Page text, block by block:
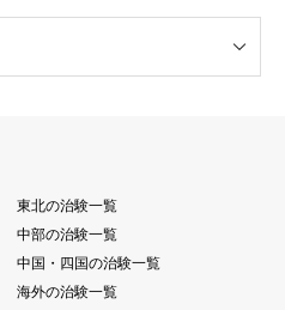
東北の治験一覧
中部の治験一覧
中国・四国の治験一覧
海外の治験一覧